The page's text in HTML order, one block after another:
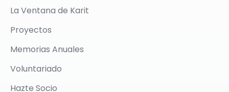
La Ventana de Karit
Proyectos
Memorias Anuales
Voluntariado
Hazte Socio